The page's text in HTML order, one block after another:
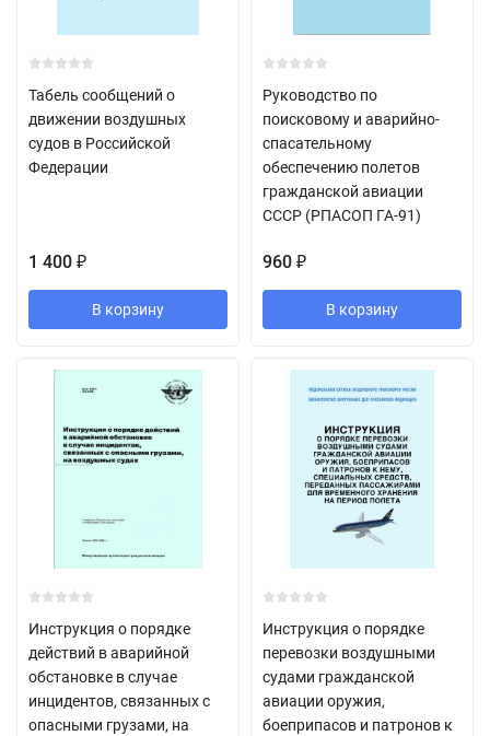
Табель сообщений о
движении воздушных
судов в Российской
Федерации
1 400 ₽
В корзину
Руководство по
поисковому и аварийно-
спасательному
обеспечению полетов
гражданской авиации
СССР (РПАСОП ГА-91)
960 ₽
В корзину
Инструкция о порядке
действий в аварийной
обстановке в случае
инцидентов, связанных с
опасными грузами, на
Инструкция о порядке
перевозки воздушными
судами гражданской
авиации оружия,
боеприпасов и патронов к